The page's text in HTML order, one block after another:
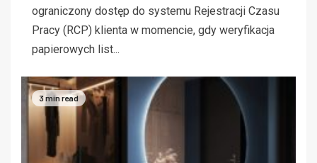
ograniczony dostęp do systemu Rejestracji Czasu
Pracy (RCP) klienta w momencie, gdy weryfikacja
papierowych list...
3 min read